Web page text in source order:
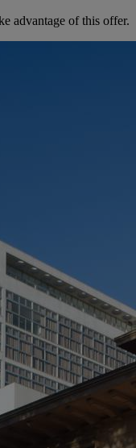
advantage of this offer.